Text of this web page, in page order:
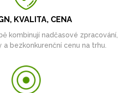
KVALITA, CENA
kombinují nadčasové zpracování,
a bezkonkurenční cenu na trhu.